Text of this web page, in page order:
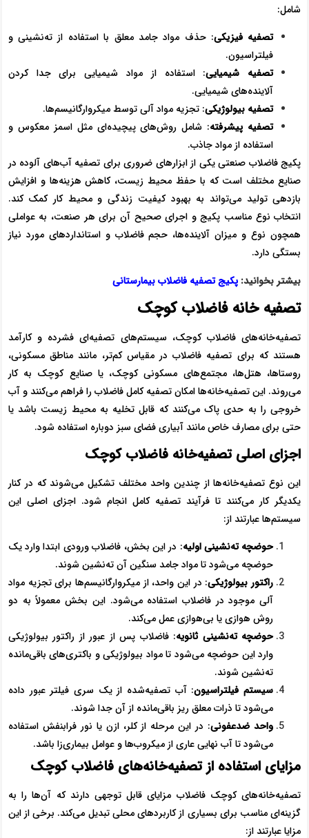
شامل:
تصفیه فیزیکی: حذف مواد جامد معلق با استفاده از ته‌نشینی و
فیلتراسیون.
تصفیه شیمیایی: استفاده از مواد شیمیایی برای جدا کردن
آلاینده‌های شیمیایی.
تصفیه بیولوژیکی: تجزیه مواد آلی توسط میکروارگانیسم‌ها.
تصفیه پیشرفته: شامل روش‌های پیچیده‌ای مثل اسمز معکوس و
استفاده از مواد جاذب.
پکیج فاضلاب صنعتی یکی از ابزارهای ضروری برای تصفیه آب‌های آلوده در
صنایع مختلف است که با حفظ محیط زیست، کاهش هزینه‌ها و افزایش
بازدهی تولید می‌تواند به بهبود کیفیت زندگی و محیط کار کمک کند.
انتخاب نوع مناسب پکیج و اجرای صحیح آن برای هر صنعت، به عواملی
همچون نوع و میزان آلاینده‌ها، حجم فاضلاب و استانداردهای مورد نیاز
بستگی دارد.
بیشتر بخوانید: پکیج تصفیه فاضلاب بیمارستانی
تصفیه خانه فاضلاب کوچک
تصفیه‌خانه‌های فاضلاب کوچک، سیستم‌های تصفیه‌ای فشرده و کارآمد
هستند که برای تصفیه فاضلاب در مقیاس کم‌تر، مانند مناطق مسکونی،
روستاها، هتل‌ها، مجتمع‌های مسکونی کوچک، یا صنایع کوچک به کار
می‌روند. این تصفیه‌خانه‌ها امکان تصفیه کامل فاضلاب را فراهم می‌کنند و آب
خروجی را به حدی پاک می‌کنند که قابل تخلیه به محیط‌ زیست باشد یا
حتی برای مصارف خاص مانند آبیاری فضای سبز دوباره استفاده شود.
اجزای اصلی تصفیه‌خانه فاضلاب کوچک
این نوع تصفیه‌خانه‌ها از چندین واحد مختلف تشکیل می‌شوند که در کنار
یکدیگر کار می‌کنند تا فرآیند تصفیه کامل انجام شود. اجزای اصلی این
سیستم‌ها عبارتند از:
حوضچه ته‌نشینی اولیه: در این بخش، فاضلاب ورودی ابتدا وارد یک
حوضچه می‌شود تا مواد جامد سنگین آن ته‌نشین شوند.
راکتور بیولوژیکی: در این واحد، از میکروارگانیسم‌ها برای تجزیه مواد
آلی موجود در فاضلاب استفاده می‌شود. این بخش معمولاً به دو
روش هوازی یا بی‌هوازی عمل می‌کند.
حوضچه ته‌نشینی ثانویه: فاضلاب پس از عبور از راکتور بیولوژیکی
وارد این حوضچه می‌شود تا مواد بیولوژیکی و باکتری‌های باقی‌مانده
ته‌نشین شوند.
سیستم فیلتراسیون: آب تصفیه‌شده از یک سری فیلتر عبور داده
می‌شود تا ذرات معلق ریز باقی‌مانده از آن جدا شوند.
واحد ضدعفونی: در این مرحله از کلر، ازن یا نور فرابنفش استفاده
می‌شود تا آب نهایی عاری از میکروب‌ها و عوامل بیماری‌زا باشد.
مزایای استفاده از تصفیه‌خانه‌های فاضلاب کوچک
تصفیه‌خانه‌های کوچک فاضلاب مزایای قابل توجهی دارند که آن‌ها را به
گزینه‌ای مناسب برای بسیاری از کاربردهای محلی تبدیل می‌کند. برخی از این
مزایا عبارتند از: